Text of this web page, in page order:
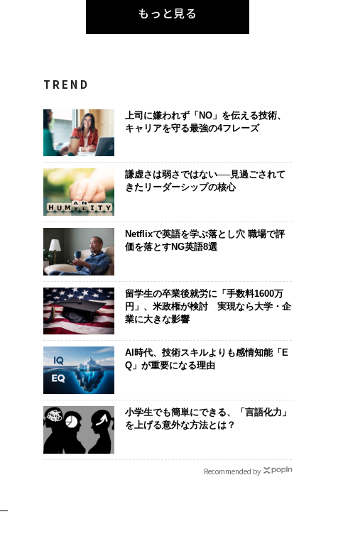
もっと見る
TREND
上司に嫌われず「NO」を伝える技術、
キャリアを守る最強の4フレーズ
謙虚さは弱さではない──見過ごされて
きたリーダーシップの核心
Netflixで英語を学ぶ落とし穴 職場で評
価を落とすNG英語8選
留学生の卒業後就労に「手数料1600万
円」、米政権が検討 実現なら大学・企
業に大きな影響
AI時代、技術スキルよりも感情知能「E
Q」が重要になる理由
小学生でも簡単にできる、「言語化力」
を上げる意外な方法とは？
Recommended by